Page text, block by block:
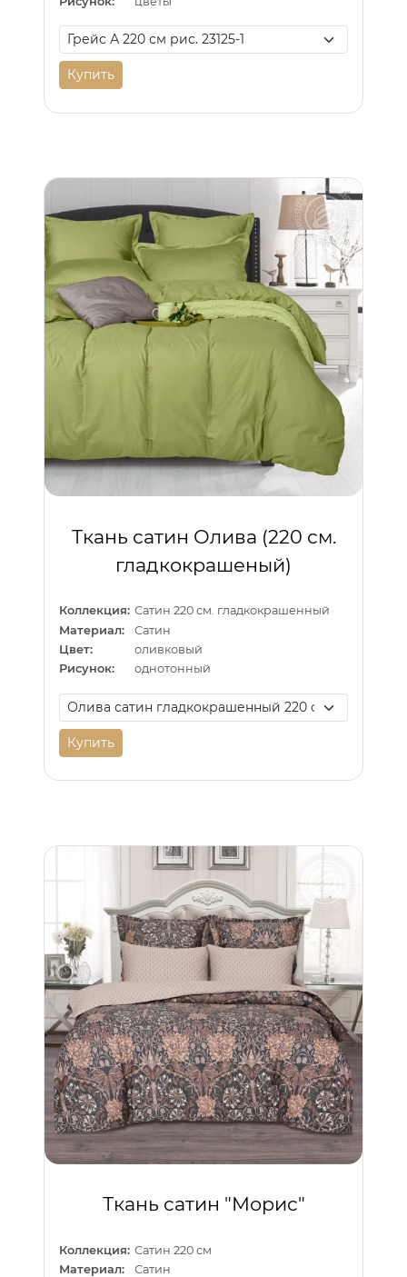
Купить
Ткань сатин Олива (220 см.
гладкокрашеный)
Коллекция: Сатин 220 см. гладкокрашенный
Материал:
Сатин
Цвет:
оливковый
Рисунок:
однотонный
Купить
Ткань сатин "Морис"
Коллекция: Сатин 220 см
Материал:
Сатин